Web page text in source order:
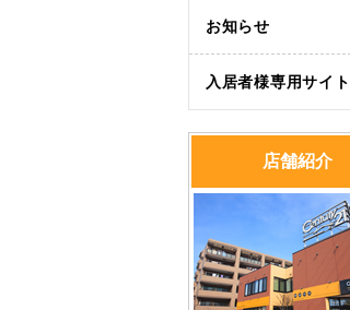
お知らせ
入居者様専用サイト
店舗紹介